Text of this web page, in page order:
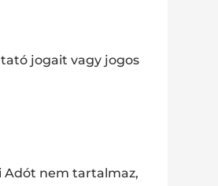
jogait vagy jogos
Adót nem tartalmaz,